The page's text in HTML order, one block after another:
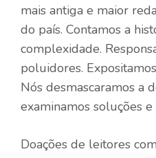
mais antiga e maior
do país. Contamos a
complexidade.
poluidores.
Nós desmascaramos a
examinamos soluções e
Doações de leitores